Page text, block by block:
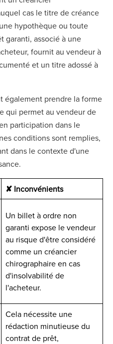
cas le titre de créance
hypothèque ou toute
garanti, associé à une
fournit au vendeur à
et un titre adossé à
également prendre la forme
qui permet au vendeur de
participation dans le
conditions sont remplies,
dans le contexte d'une
✘ Inconvénients
Un billet à ordre non
garanti expose le vendeur
au risque d'être considéré
comme un créancier
chirographaire en cas
d'insolvabilité de
l'acheteur.
Cela nécessite une
rédaction minutieuse du
contrat de prêt,